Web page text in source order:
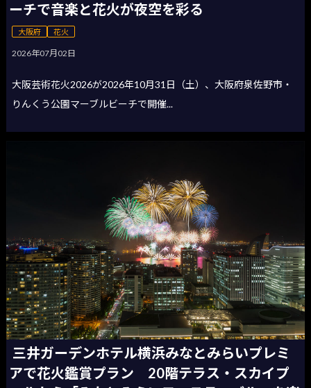
ーチで音楽と花火が夜空を彩る
大阪府 花火
2026年07月02日
大阪芸術花火2026が2026年10月31日（土）、大阪府泉佐野市・
りんくう公園マーブルビーチで開催...
三井ガーデンホテル横浜みなとみらいプレミ
アで花火鑑賞プラン 20階テラス・スカイプ